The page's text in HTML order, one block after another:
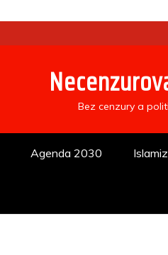
Bez cenzury a
Agenda 2030